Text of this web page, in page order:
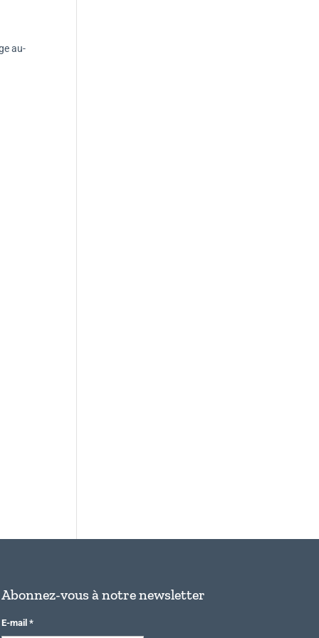
au-
Abonnez-vous à notre newsletter
E-mail *